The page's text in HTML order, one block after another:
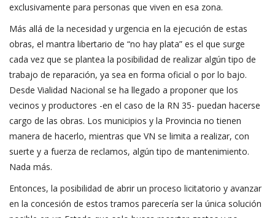
exclusivamente para personas que viven en esa zona.
Más allá de la necesidad y urgencia en la ejecución de estas
obras, el mantra libertario de “no hay plata” es el que surge
cada vez que se plantea la posibilidad de realizar algún tipo de
trabajo de reparación, ya sea en forma oficial o por lo bajo.
Desde Vialidad Nacional se ha llegado a proponer que los
vecinos y productores -en el caso de la RN 35- puedan hacerse
cargo de las obras. Los municipios y la Provincia no tienen
manera de hacerlo, mientras que VN se limita a realizar, con
suerte y a fuerza de reclamos, algún tipo de mantenimiento.
Nada más.
Entonces, la posibilidad de abrir un proceso licitatorio y avanzar
en la concesión de estos tramos parecería ser la única solución